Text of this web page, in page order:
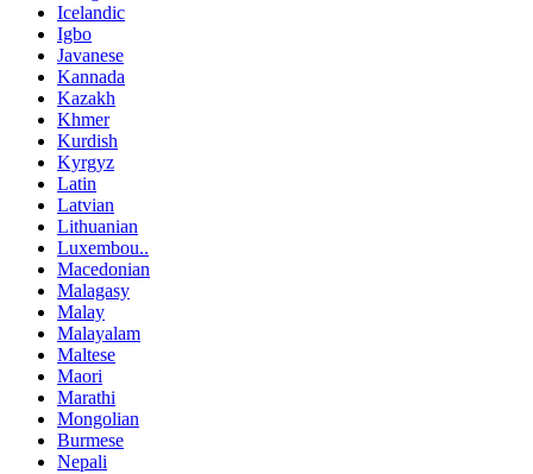
Icelandic
Igbo
Javanese
Kannada
Kazakh
Khmer
Kurdish
Kyrgyz
Latin
Latvian
Lithuanian
Luxembou..
Macedonian
Malagasy
Malay
Malayalam
Maltese
Maori
Marathi
Mongolian
Burmese
Nepali